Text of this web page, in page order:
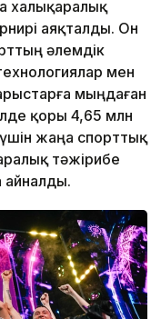
халықаралық
аяқталды. Он
әлемдік
мен
мыңдаған
қоры 4,65 млн
үшін жаңа спорттық
тәжірибе